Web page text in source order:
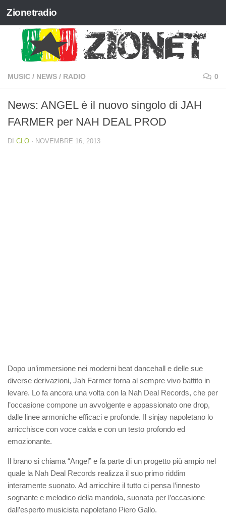
Salta al contenuto
Zionetradio
MUSIC / NEWS / RADIO 0
News: ANGEL è il nuovo singolo di JAH
FARMER per NAH DEAL PROD
DI CLO · NOVEMBRE 16, 2013
Dopo un’immersione nei moderni beat dancehall e delle sue
diverse derivazioni, Jah Farmer torna al sempre vivo battito in
levare. Lo fa ancora una volta con la Nah Deal Records, che per
l’occasione compone un avvolgente e appassionato one drop,
dalle linee armoniche efficaci e profonde. Il sinjay napoletano lo
arricchisce con voce calda e con un testo profondo ed
emozionante.
Il brano si chiama “Angel” e fa parte di un progetto più ampio nel
quale la Nah Deal Records realizza il suo primo riddim
interamente suonato. Ad arricchire il tutto ci pensa l’innesto
sognante e melodico della mandola, suonata per l’occasione
dall’esperto musicista napoletano Piero Gallo.